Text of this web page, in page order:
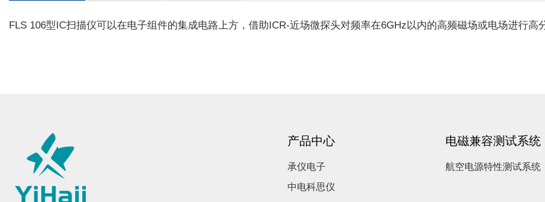
FLS 106型IC扫描仪可以在电子组件的集成电路上方，借助ICR-近场微探头对频率在6GHz以内的高频磁场或电场进行高
产品中心
承仪电子
中电科思仪
电磁兼容测试系统
航空电源特性测试系统